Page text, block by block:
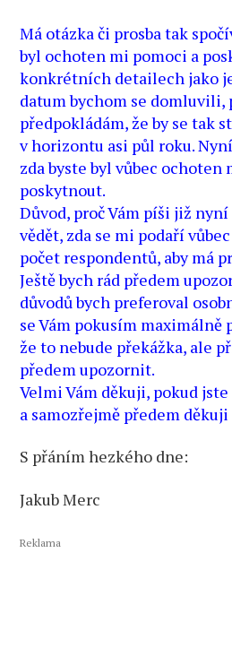
Má otázka či prosba tak
byl ochoten mi pomoci a
konkrétních detailech jako
datum bychom se domluvili,
předpokládám, že by se tak
v horizontu asi půl roku.
zda byste byl vůbec ochoten
poskytnout.
Důvod, proč Vám píši již
vědět, zda se mi podaří
počet respondentů, aby má
Ještě bych rád předem
důvodů bych preferoval
se Vám pokusím maximálně
že to nebude překážka, ale
předem upozornit.
Velmi Vám děkuji, pokud
a samozřejmě předem
S přáním hezkého dne:
Jakub Merc
Reklama